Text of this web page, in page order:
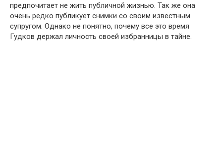
предпочитает не жить публичной жизнью. Так же она
очень редко публикует снимки со своим известным
супругом. Однако не понятно, почему все это время
Гудков держал личность своей избранницы в тайне.